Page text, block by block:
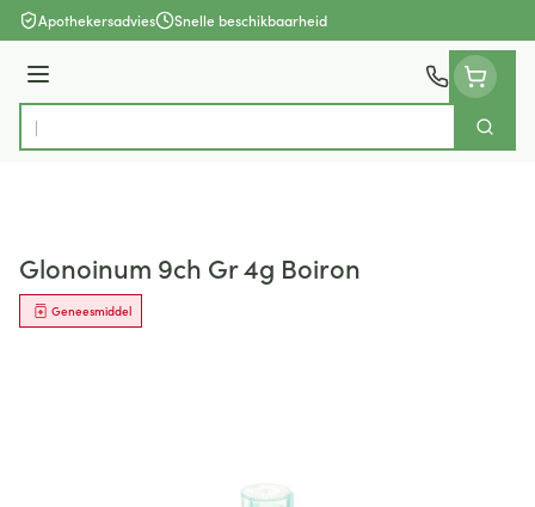
Ga naar de inhoud
Apothekersadvies Snelle beschikbaarheid
Menu
Product, merk, categorie...
Zoek
Glonoinum 9ch Gr 4g Boiron
Geneesmiddel